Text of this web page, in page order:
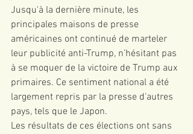
Jusqu'à la dernière minute, les
principales maisons de presse
américaines ont continué de marteler
leur publicité anti-Trump, n’hésitant pas
à se moquer de la victoire de Trump aux
primaires. Ce sentiment national a été
largement repris par la presse d'autres
pays, tels que le Japon.
Les résultats de ces élections ont sans